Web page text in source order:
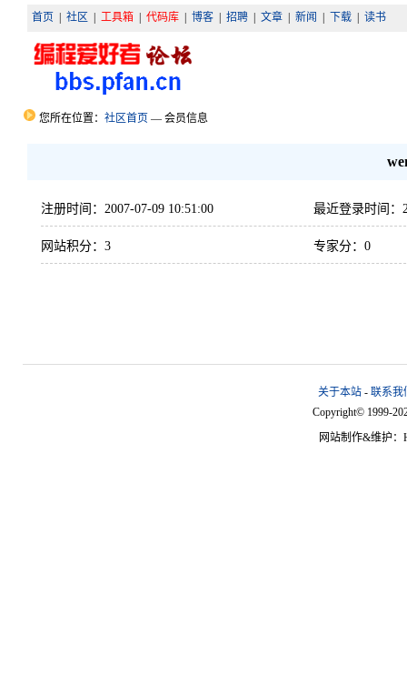
首页 社区 工具箱 代码库| 博客| 招聘| 文章| 新闻 下载| 读书
您所在位置： 社区首页 — 会员信息
注册时间：2007-07-09 10:51:00 最近登录时间：
网站积分：3 专家分：0
关于本站 - 联系我
Copyright© 1999-
网站制作&维护